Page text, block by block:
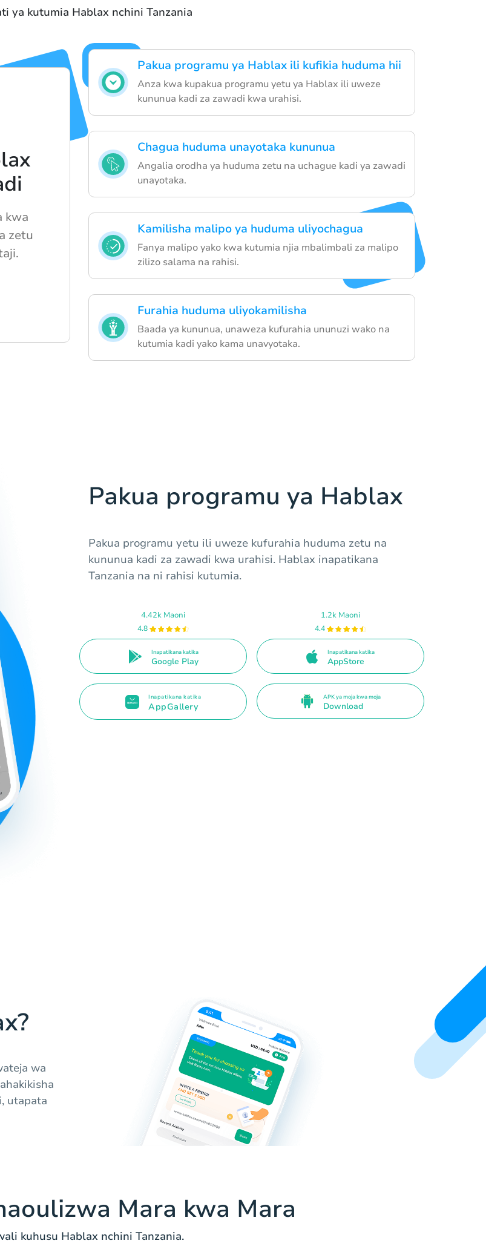
ya kutumia Hablax nchini Tanzania
Pakua programu ya Hablax ili kufikia huduma hii
Anza kwa kupakua programu yetu ya Hablax ili uweze
kununua kadi za zawadi kwa urahisi.
Chagua huduma unayotaka kununua
Angalia orodha ya huduma zetu na uchague kadi ya zawadi
unayotaka.
Kamilisha malipo ya huduma uliyochagua
Fanya malipo yako kwa kutumia njia mbalimbali za malipo
zilizo salama na rahisi.
Furahia huduma uliyokamilisha
Baada ya kununua, unaweza kufurahia ununuzi wako na
kutumia kadi yako kama unavyotaka.
kwa
zetu
Pakua programu ya Hablax
Pakua programu yetu ili uweze kufurahia huduma zetu na
kununua kadi za zawadi kwa urahisi. Hablax inapatikana
Tanzania na ni rahisi kutumia.
4.42k Maoni
4.8
Inapatikana katika
Google Play
1.2k Maoni
4.4
Inapatikana katika
AppStore
Inapatikana katika
AppGallery
APK ya moja kwa moja
Download
wa
utapata
Mara kwa Mara
kuhusu Hablax nchini Tanzania.